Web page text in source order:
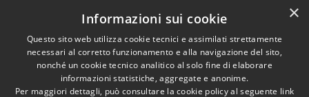
Dichiarazione di accessibilità
Copyright © 2026 • Comune di
×
Informazioni sui cookie
Questo sito web utilizza cookie tecnici e assimilati strettamente
necessari al corretto funzionamento e alla navigazione del sito,
nonché un cookie tecnico analitico al solo fine di elaborare
informazioni statistiche, aggregate e anonime.
Per maggiori dettagli, può consultare la cookie policy al seguente link